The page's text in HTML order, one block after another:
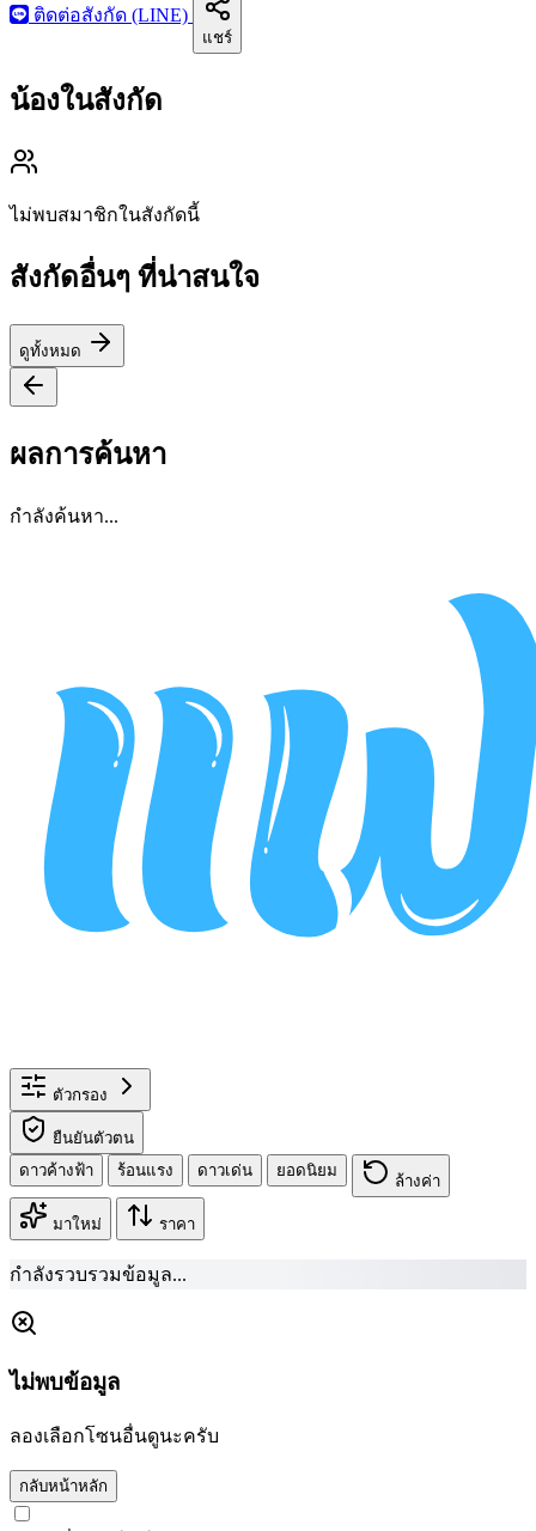
ติดต่อสังกัด (LINE)
แชร์
น้องในสังกัด
ไม่พบสมาชิกในสังกัดนี้
สังกัดอื่นๆ ที่น่าสนใจ
ดูทั้งหมด
ผลการค้นหา
กำลังค้นหา...
ตัวกรอง
ยืนยันตัวตน
ดาวค้างฟ้า
ร้อนแรง ดาวเด่น ยอดนิยม
ล้างค่า
มาใหม่ ราคา
กำลังรวบรวมข้อมูล...
ไม่พบข้อมูล
ลองเลือกโซนอื่นดูนะครับ
กลับหน้าหลัก